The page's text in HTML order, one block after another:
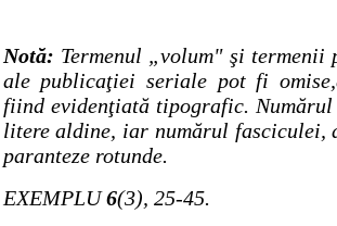
Notă: Termenul „volum" şi
ale publicaţiei seriale pot fi
fiind evidenţiată tipografic.
litere aldine, iar numărul fasciculei,
paranteze rotunde.
EXEMPLU6(3), 25-45.